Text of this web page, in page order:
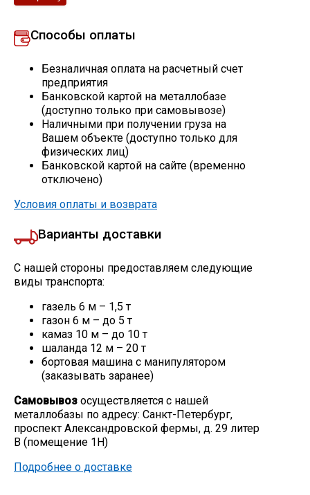
Способы оплаты
Безналичная оплата на расчетный счет
предприятия
Банковской картой на металлобазе
(доступно только при самовывозе)
Наличными при получении груза на
Вашем объекте (доступно только для
физических лиц)
Банковской картой на сайте (временно
отключено)
Условия оплаты и возврата
Варианты доставки
С нашей стороны предоставляем следующие
виды транспорта:
газель 6 м – 1,5 т
газон 6 м – до 5 т
камаз 10 м – до 10 т
шаланда 12 м – 20 т
бортовая машина с манипулятором
(заказывать заранее)
Самовывоз осуществляется с нашей
металлобазы по адресу: Санкт-Петербург,
проспект Александровской фермы, д. 29 литер
В (помещение 1Н)
Подробнее о доставке